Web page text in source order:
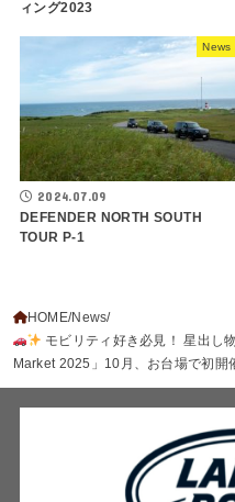
ィング2023
News
2024.07.09
DEFENDER NORTH SOUTH
TOUR P-1
HOME News
モビリティ好き必見！ 星出し
Market 2025」10月、お台場で初開